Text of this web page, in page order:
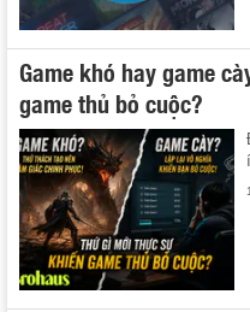
Game khó hay game
game thủ bỏ cuộc?